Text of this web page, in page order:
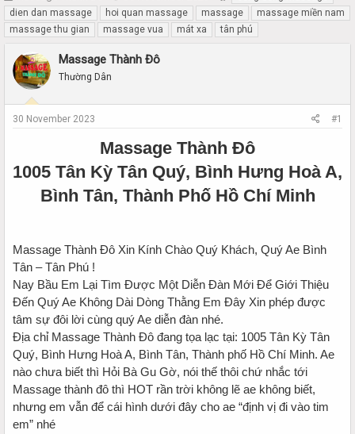
h
r
e
d
s
r
r
t
a
r
t
d
dien dan massage
hoi quan massage massage
massage miền nam
massage thu gian
massage vua mát xa tân phú
Massage Thành Đô
Thường Dân
30 November 2023 #1
Massage Thành Đô
1005 Tân Kỳ Tân Quý, Bình Hưng Hoà A,
Bình Tân, Thành Phố Hồ Chí Minh
Massage Thành Đô Xin Kính Chào Quý Khách, Quý Ae Bình
Tân – Tân Phú !
Nay Bầu Em Lại Tìm Được Một Diễn Đàn Mới Để Giới Thiệu
Đến Quý Ae Không Dài Dòng Thằng Em Đây Xin phép được
tâm sự đôi lời cùng quý Ae diễn đàn nhé.
Địa chỉ Massage Thành Đô đang tọa lạc tại: 1005 Tân Kỳ Tân
Quý, Bình Hưng Hoà A, Bình Tân, Thành phố Hồ Chí Minh. Ae
nào chưa biết thì Hỏi Bà Gu Gờ, nói thế thôi chứ nhắc tới
Massage thành đô thì HOT rần trời không lẽ ae không biết,
nhưng em vẫn để cái hình dưới đây cho ae “định vị đi vào tim
em” nhé